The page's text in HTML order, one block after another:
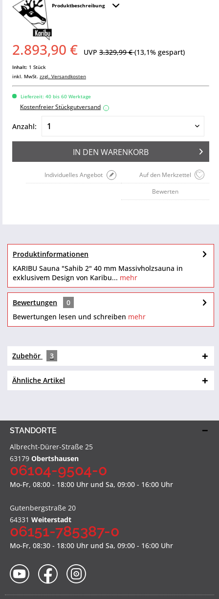
Produktbeschreibung
2.893,90 € UVP 3.329,99 €(13,1% gespart)
Inhalt: 1 Stück
inkl. MwSt. zzgl. Versandkosten
Lieferzeit: 40 bis 60 Werktage
Kostenfreier Stückgutversand i
Anzahl:
IN DEN WARENKORB
Auf den Merkzettel
Individuelles Angebot
Bewerten
Produktinformationen
KARIBU Sauna "Sahib 2" 40 mm Massivholzsauna in
exklusivem Design von Karibu... mehr
Bewertungen
0
Bewertungen lesen und schreiben mehr
Zubehör 3
Ähnliche Artikel
STANDORTE
Albrecht-Dürer-Straße 25
63179 Obertshausen
06104-9504-0
Mo-Fr, 08:00 - 18:00 Uhr und Sa, 09:00 - 16:00 Uhr
Gutenbergstraße 20
64331 Weiterstadt
06151-785387-0
Mo-Fr, 08:30 - 18:00 Uhr und Sa, 09:00 - 16:00 Uhr